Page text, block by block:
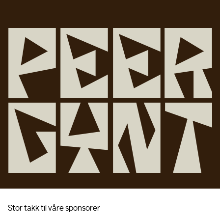
Pee r
Gynt
Stor takk til våre sponsorer